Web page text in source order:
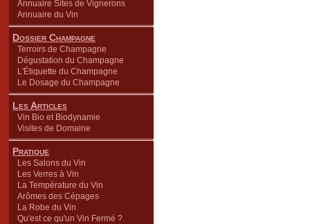
Annuaire Sites de Vignerons
Annuaire du Vin
Dossier Champagne
Terroirs de Champagne
Dégustation du Champagne
L'Étiquette du Champagne
Le Dosage du Champagne
Les Articles
Vin Bio et Biodynamie
Visites de Domaine
Pratique
Les Salons du Vin
Les Verres à Vin
La Température du Vin
Arômes des Cépages
La Robe du Vin
Qu'est ce qu'un Vin Fermé ?